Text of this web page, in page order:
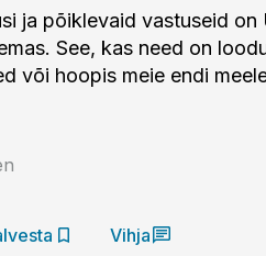
ja põiklevaid vastuseid on
See, kas need on
või hoopis meie endi
Vihja